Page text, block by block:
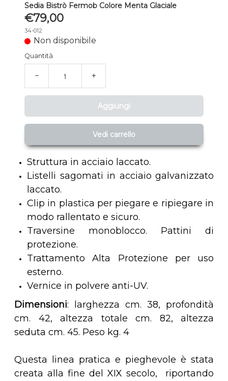
Sedia Bistrò Fermob Colore Menta Glaciale
€79,00
34-012
Non disponibile
Quantità
− +
Aggiungi
Vedi carrello
Struttura in acciaio laccato.
Listelli sagomati in acciaio galvanizzato
laccato.
Clip in plastica per piegare e ripiegare in
modo rallentato e sicuro.
Traversine monoblocco. Pattini di
protezione.
Trattamento Alta Protezione per uso
esterno.
Vernice in polvere anti-UV.
Dimensioni: larghezza cm. 38, profondità
cm. 42, altezza totale cm. 82, altezza
seduta cm. 45. Peso kg. 4
Questa linea pratica e pieghevole è stata
creata alla fine del XIX secolo, riportando